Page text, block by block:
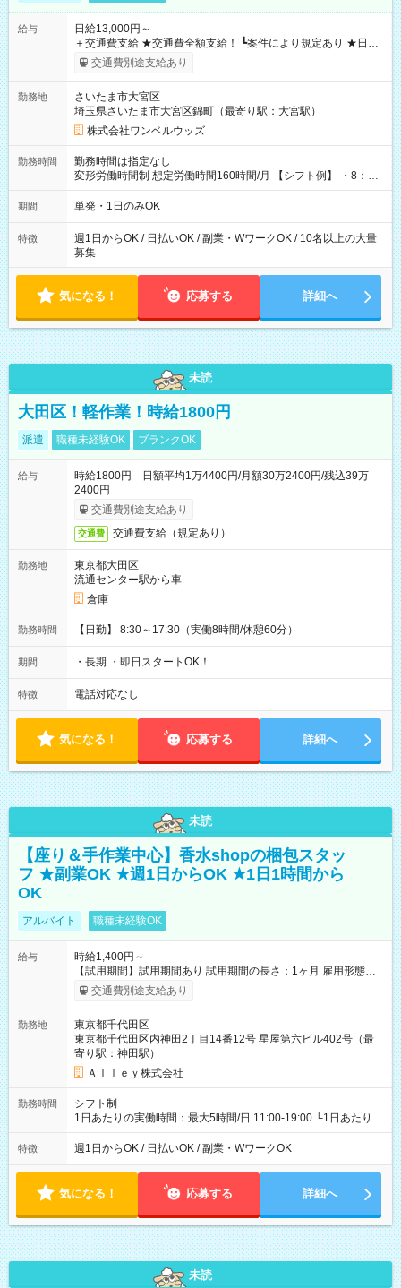
給与
日給13,000円～
＋交通費支給 ★交通費全額支給！ ┗案件により規定あり ★日払
いOK！（規定あり） ┗働いたその日に現金GET♪ お仕事後はコ
ンビニATMから 日払い分を引き落とせます！ 【試用期間】試
交通費別途支給あり
勤務地
さいたま市大宮区
埼玉県さいたま市大宮区錦町（最寄り駅：大宮駅）
株式会社ワンベルウッズ
勤務時間
勤務時間は指定なし
変形労働時間制 想定労働時間160時間/月 【シフト例】 ・8：00
～21：00
期間 単発・1日のみOK
特徴
週1日からOK / 日払いOK / 副業・WワークOK / 10名以上の大量
募集
気になる！ 応募する 詳細へ
未読
大田区！軽作業！時給1800円
派遣 職種未経験OK ブランクOK
給与
時給1800円 日額平均1万4400円/月額30万2400円/残込39万
2400円
交通費別途支給あり
交通費 交通費支給（規定あり）
勤務地
東京都大田区
流通センター駅から車
倉庫
勤務時間 【日勤】 8:30～17:30（実働8時間/休憩60分）
期間 ・長期 ・即日スタートOK！
特徴 電話対応なし
気になる！ 応募する 詳細へ
未読
【座り＆手作業中心】香水shopの梱包スタッ
フ ★副業OK ★週1日からOK ★1日1時間から
OK
アルバイト 職種未経験OK
給与
時給1,400円～
【試用期間】試用期間あり 試用期間の長さ：1ヶ月 雇用形態、
給与は本採用時と同じです。
交通費別途支給あり
勤務地
東京都千代田区
東京都千代田区内神田2丁目14番12号 星屋第六ビル402号（最
寄り駅：神田駅）
Ａｌｌｅｙ株式会社
勤務時間
シフト制
1日あたりの実働時間：最大5時間/日 11:00-19:00 └1日あたりの
実働時間：1-5時間 └上記の時間帯内であれば、いつでも勤務可
能！ └平日・土曜日の中で、お好きな曜日でご勤務いただけま
18:00 などのように、自由な働き方が可能なお仕事です！
特徴 週1日からOK / 日払いOK / 副業・WワークOK
気になる！ 応募する 詳細へ
未読